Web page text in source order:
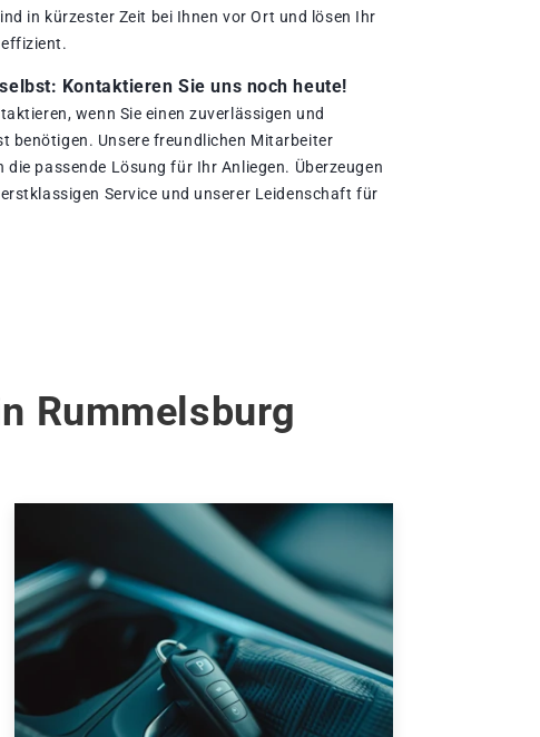
in kürzester Zeit bei Ihnen vor Ort und lösen Ihr
Kontaktieren Sie uns noch heute!
wenn Sie einen zuverlässigen und
benötigen. Unsere freundlichen Mitarbeiter
die passende Lösung für Ihr Anliegen. Überzeugen
Service und unserer Leidenschaft für
Rummelsburg